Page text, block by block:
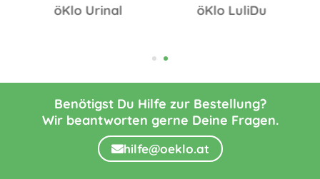
öKlo Urinal öKlo LuliDu
Benötigst Du Hilfe zur Bestellung?
Wir beantworten gerne Deine Fragen.
hilfe@oeklo.at